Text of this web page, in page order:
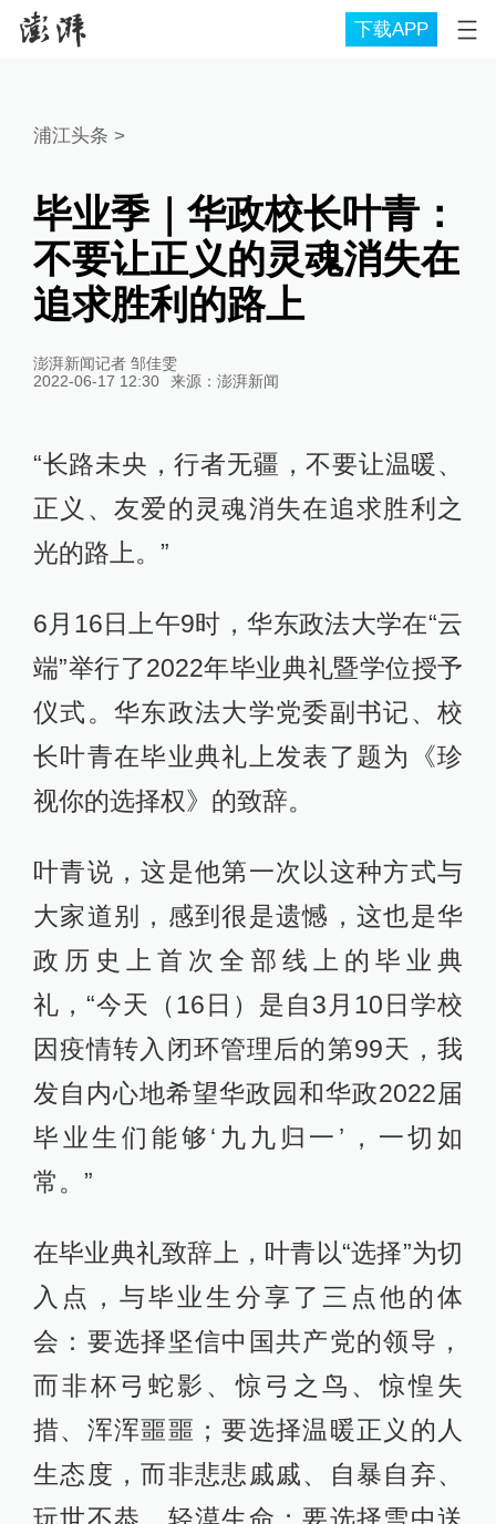
下载APP
浦江头条 >
毕业季｜华政校长叶青：
不要让正义的灵魂消失在
追求胜利的路上
澎湃新闻记者 邹佳雯
2022-06-17 12:30
来源： 澎湃新闻
“长路未央，行者无疆，不要让温暖、
正义、友爱的灵魂消失在追求胜利之
光的路上。”
6月16日上午9时，华东政法大学在“云
端”举行了2022年毕业典礼暨学位授予
仪式。华东政法大学党委副书记、校
长叶青在毕业典礼上发表了题为《珍
视你的选择权》的致辞。
叶青说，这是他第一次以这种方式与
大家道别，感到很是遗憾，这也是华
政历史上首次全部线上的毕业典
礼，“今天（16日）是自3月10日学校
因疫情转入闭环管理后的第99天，我
发自内心地希望华政园和华政2022届
毕业生们能够‘九九归一’，一切如
常。”
在毕业典礼致辞上，叶青以“选择”为切
入点，与毕业生分享了三点他的体
会：要选择坚信中国共产党的领导，
而非杯弓蛇影、惊弓之鸟、惊惶失
措、浑浑噩噩；要选择温暖正义的人
生态度，而非悲悲戚戚、自暴自弃、